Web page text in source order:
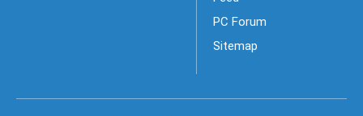
PC Forum
Sitemap